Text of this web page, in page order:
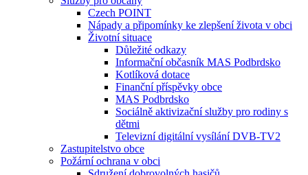
Czech POINT
Nápady a připomínky ke zlepšení života v obci
Životní situace
Důležité odkazy
Informační občasník MAS Podbrdsko
Kotlíková dotace
Finanční příspěvky obce
MAS Podbrdsko
Sociálně aktivizační služby pro rodiny s
dětmi
Televizní digitální vysílání DVB-TV2
Zastupitelstvo obce
Požární ochrana v obci